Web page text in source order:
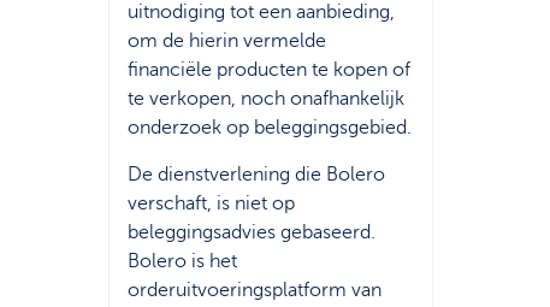
uitnodiging tot een aanbieding,
om de hierin vermelde
financiële producten te kopen of
te verkopen, noch onafhankelijk
onderzoek op beleggingsgebied.
De dienstverlening die Bolero
verschaft, is niet op
beleggingsadvies gebaseerd.
Bolero is het
orderuitvoeringsplatform van